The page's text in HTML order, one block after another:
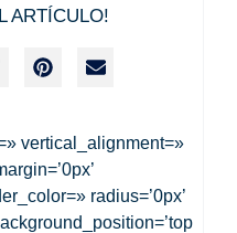
ARTÍCULO!
vertical_alignment=»
radius=’0px’